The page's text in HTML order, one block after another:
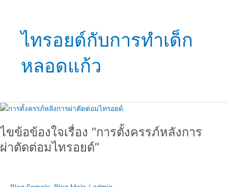
ไทรอยด์กับการทำเด็ก
หลอดแก้ว
ไขข้อข้องใจเรื่อง “การตั้งครรภ์หลังการ
ผ่าตัดต่อมไทรอยด์”
ไขข้อ
เรื่อง
“การ
ตั้ง